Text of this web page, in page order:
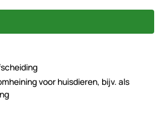
voor huisdieren, bijv. als